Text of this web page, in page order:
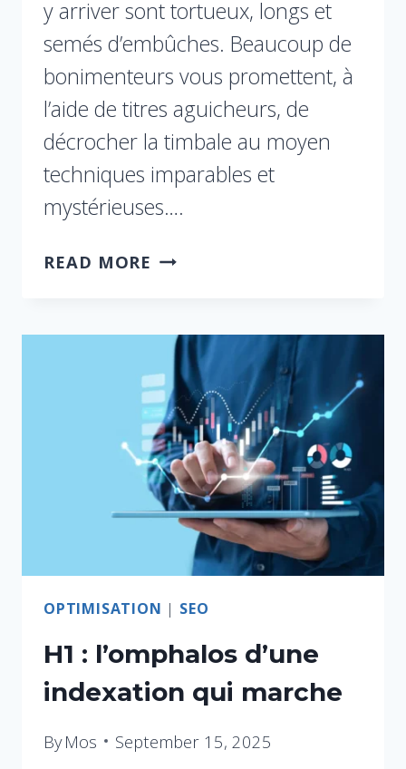
y arriver sont tortueux, longs et
semés d’embûches. Beaucoup de
bonimenteurs vous promettent, à
l’aide de titres aguicheurs, de
décrocher la timbale au moyen
techniques imparables et
mystérieuses….
READ MORE
OPTIMISATION | SEO
H1 : l’omphalos d’une
indexation qui marche
By Mos September 15, 2025